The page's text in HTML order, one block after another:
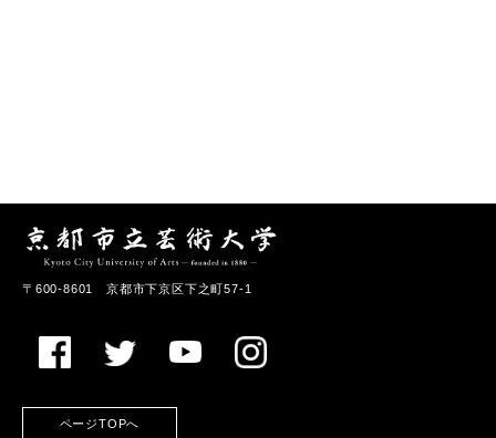
〒600-8601 京都市下京区下之町57-1
ページTOPへ